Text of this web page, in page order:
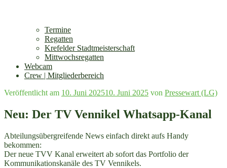
Termine
Regatten
Krefelder Stadtmeisterschaft
Mittwochsregatten
Webcam
Crew | Mitgliederbereich
Veröffentlicht am 10. Juni 202510. Juni 2025 von Pressewart (LG)
Neu: Der TV Vennikel Whatsapp-Kanal
Abteilungsübergreifende News einfach direkt aufs Handy
bekommen:
Der neue TVV Kanal erweitert ab sofort das Portfolio der
Kommunikationskanäle des TV Vennikels.